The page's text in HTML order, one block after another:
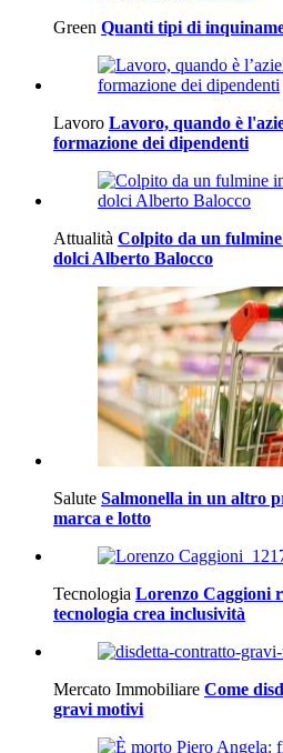
Green Quanti tipi di
Lavoro Lavoro, quando è
formazione dei dipendenti
Attualità Colpito da un
dolci Alberto Balocco
Salute Salmonella in un altro
marca e lotto
Tecnologia Lorenzo Caggioni
tecnologia crea inclusività
Mercato Immobiliare Come
gravi motivi